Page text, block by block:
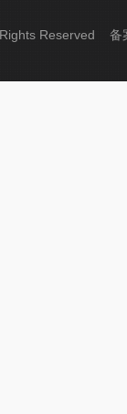
Reserved 备